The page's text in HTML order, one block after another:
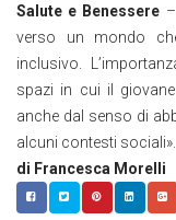
Salute e Benessere
verso un mondo
inclusivo.
spazi in cui il
anche dal senso di
alcuni contesti sociali».
di Francesca Morelli